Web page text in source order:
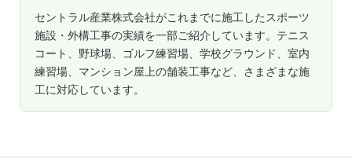
セントラル産業株式会社がこれまでに施工したスポーツ
施設・外構工事の実績を一部ご紹介しています。テニス
コート、野球場、ゴルフ練習場、学校グラウンド、室内
練習場、マンション屋上の舗装工事など、さまざまな施
工に対応しています。